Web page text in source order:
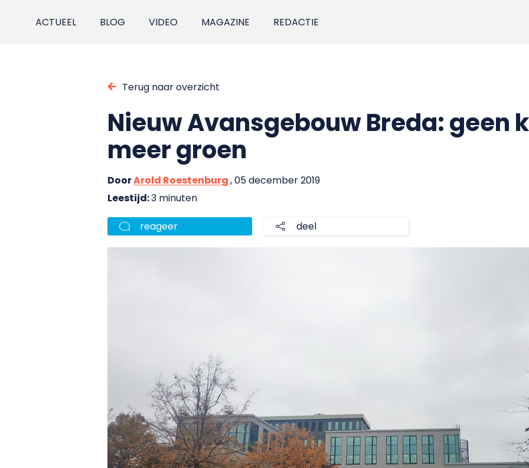
ACTUEEL BLOG VIDEO MAGAZINE REDACTIE
Terug naar overzicht
Nieuw Avansgebouw Breda: geen
meer groen
DoorArold Roestenburg, 05 december 2019
Leestijd:3 minuten
reageer deel